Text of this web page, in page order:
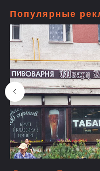
Популярные